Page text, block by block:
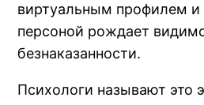
виртуальным профилем и
персоной рождает
безнаказанности.
Психологи называют это